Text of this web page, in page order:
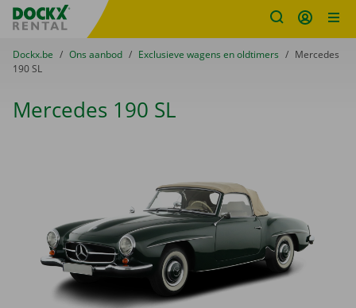
Fratello DEMO
U bevindt zich hier:
van
Dockx.be naar
Ons aanbod naar
Exclusieve wagens en oldtimers naar
Mercedes
190 SL
Mercedes 190 SL